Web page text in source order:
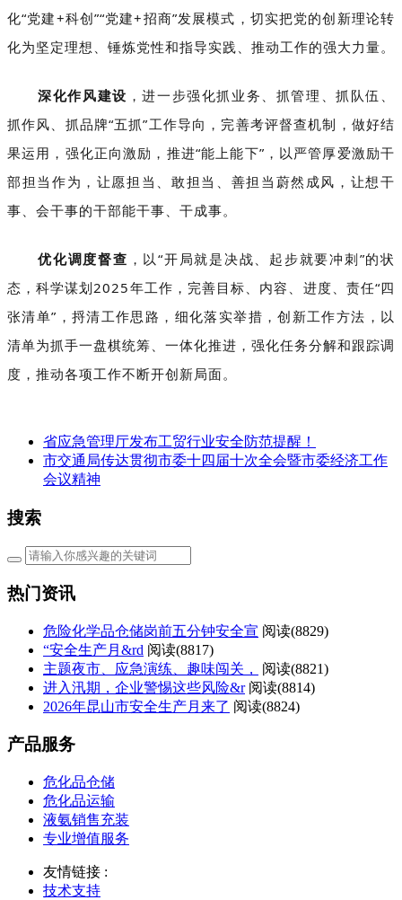
化“党建+科创”“党建+招商”发展模式，切实把党的创新理论转
化为坚定理想、锤炼党性和指导实践、推动工作的强大力量。
深化作风建设 ，进一步强化抓业务、抓管理、抓队伍、
抓作风、抓品牌“五抓”工作导向，完善考评督查机制，做好结
果运用，强化正向激励，推进“能上能下”，以严管厚爱激励干
部担当作为，让愿担当、敢担当、善担当蔚然成风，让想干
事、会干事的干部能干事、干成事。
优化调度督查 ，以“开局就是决战、起步就要冲刺”的状
态，科学谋划2025年工作，完善目标、内容、进度、责任“四
张清单”，捋清工作思路，细化落实举措，创新工作方法，以
清单为抓手一盘棋统筹、一体化推进，强化任务分解和跟踪调
度，推动各项工作不断开创新局面。
省应急管理厅发布工贸行业安全防范提醒！
市交通局传达贯彻市委十四届十次全会暨市委经济工作
会议精神
搜索
热门资讯
危险化学品仓储岗前五分钟安全宣 阅读(8829)
“安全生产月&rd 阅读(8817)
主题夜市、应急演练、趣味闯关，
阅读(8821)
进入汛期，企业警惕这些风险&r 阅读(8814)
2026年昆山市安全生产月来了 阅读(8824)
产品服务
危化品仓储
危化品运输
液氨销售充装
专业增值服务
友情链接 :
技术支持